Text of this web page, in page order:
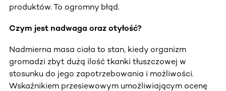
produktów. To ogromny błąd.
Czym jest nadwaga oraz otyłość?
Nadmierna masa ciała to stan, kiedy organizm
gromadzi zbyt dużą ilość tkanki tłuszczowej w
stosunku do jego zapotrzebowania i możliwości.
Wskaźnikiem przesiewowym umożliwiającym ocenę